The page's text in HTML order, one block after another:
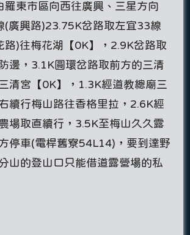
羅東市區向西往廣興、三星方向
(廣興路)23.75K岔路取左宜33線
路)往梅花湖【0K】，2.9K岔路取
邊，3.1K圓環岔路取前方的三清
清宮【0K】，1.3K經道教總廟三
續行梅山路往香格里拉，2.6K經
場取直續行，3.5K至梅山久久露
停車(電桿舊寮54L14)，要到達野
山的登山口只能借道露營場的私